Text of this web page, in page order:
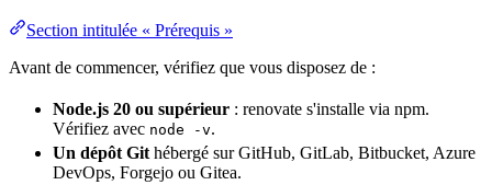
Section intitulée « Prérequis »
Avant de commencer, vérifiez que vous disposez de :
Node.js 20 ou supérieur : renovate s'installe via npm.
Vérifiez avec node -v.
Un dépôt Git hébergé sur GitHub, GitLab, Bitbucket, Azure
DevOps, Forgejo ou Gitea.